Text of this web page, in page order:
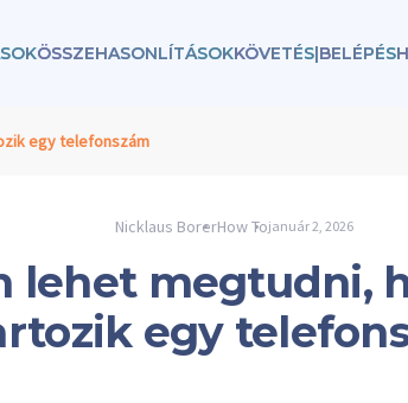
ÖSSZEHASONLÍTÁSOKKÖVETÉS|BELÉPÉS
egy telefonszám
Nicklaus BorerHow Tojanuár 2, 2026
lehet megtudni,
egy